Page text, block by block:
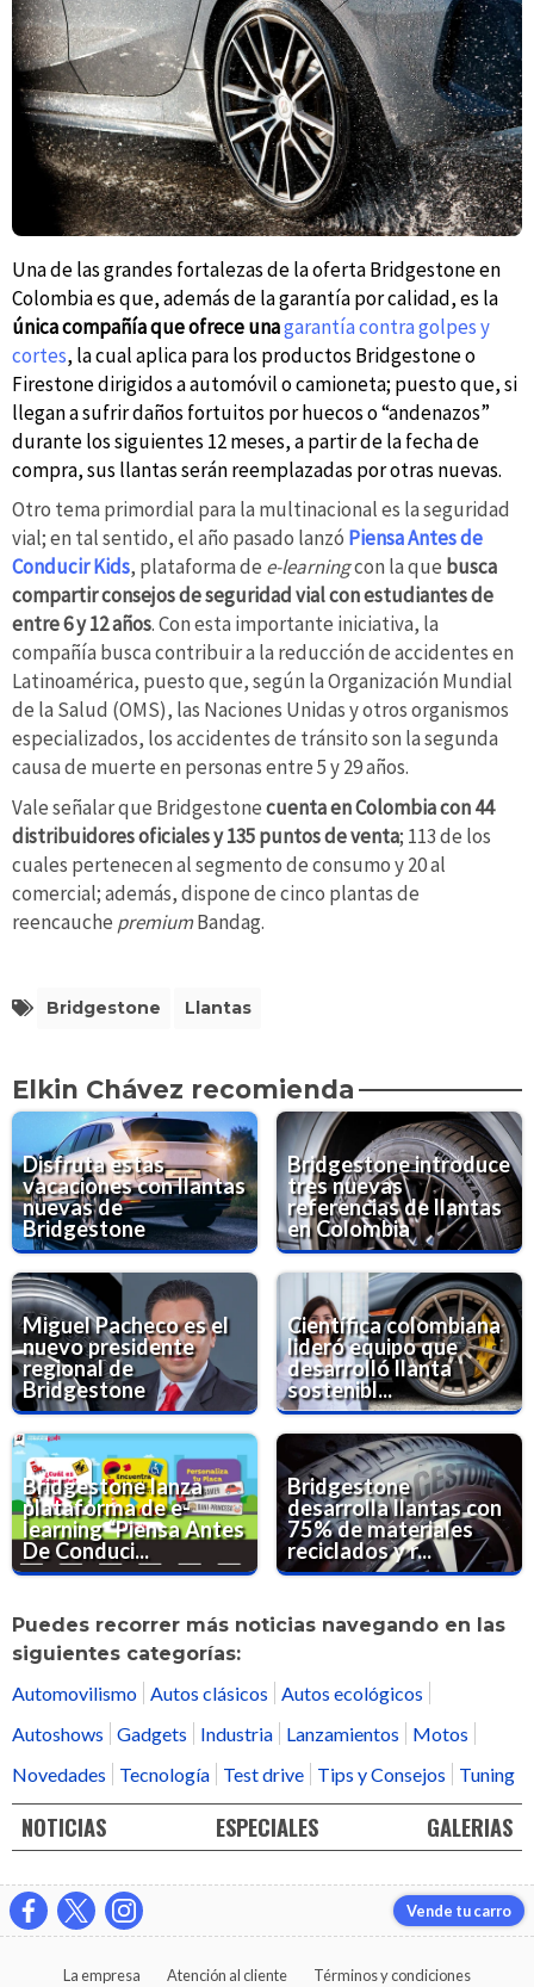
Una de las grandes fortalezas de la oferta Bridgestone en
Colombia es que, además de la garantía por calidad, es la
única compañía que ofrece unagarantía contra golpes y
cortes, la cual aplica para los productos Bridgestone o
Firestone dirigidos a automóvil o camioneta; puesto que, si
llegan a sufrir daños fortuitos por huecos o “andenazos”
durante los siguientes 12 meses, a partir de la fecha de
compra, sus llantas serán reemplazadas por otras nuevas.
Otro tema primordial para la multinacional es la seguridad
vial; en tal sentido, el año pasado lanzó Piensa Antes de
Conducir Kids, plataforma de e-learningcon la que busca
compartir consejos de seguridad vial con estudiantes de
entre 6 y 12 años. Con esta importante iniciativa, la
compañía busca contribuir a la reducción de accidentes en
Latinoamérica, puesto que, según la Organización Mundial
de la Salud (OMS), las Naciones Unidas y otros organismos
especializados, los accidentes de tránsito son la segunda
causa de muerte en personas entre 5 y 29 años.
Vale señalar que Bridgestonecuenta en Colombia con 44
distribuidores oficiales y 135 puntos de venta; 113 de los
cuales pertenecen al segmento de consumo y 20 al
comercial; además, dispone de cinco plantas de
reencauche premiumBandag.
Bridgestone Llantas
Elkin Chávez recomienda
Disfruta estas
vacaciones con llantas
nuevas de
Bridgestone
Bridgestone introduce
tres nuevas
referencias de llantas
en Colombia
Miguel Pacheco es el
nuevo presidente
regional de
Bridgestone
Científica colombiana
lideró equipo que
desarrolló llanta
sostenibl...
Bridgestone lanza
plataforma de e-
learning “Piensa Antes
De Conduci...
Bridgestone
desarrolla llantas con
75% de materiales
reciclados y r...
Puedes recorrer más noticias navegando en las
siguientes categorías:
Automovilismo Autos clásicos
Autos ecológicos
Autoshows
Gadgets Industria Lanzamientos
Motos
Novedades
Tecnología Test drive Tips y Consejos Tuning
NOTICIAS ESPECIALES GALERIAS
Vende tu carro
La empresa Atención al cliente Términos y condiciones